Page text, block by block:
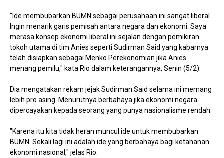
"Ide membubarkan BUMN sebagai perusahaan ini sangat liberal.
Ingin menarik garis pemisah antara negara dan ekonomi. Saya
merasa konsep ekonomi liberal ini sejalan dengan pemikiran
tokoh utama di tim Anies seperti Sudirman Said yang kabarnya
telah disiapkan sebagai Menko Perekonomian jika Anies
menang pemilu," kata Rio dalam keterangannya, Senin (5/2).
Dia mengatakan rekam jejak Sudirman Said selama ini memang
lebih pro asing. Menurutnya berbahaya jika ekonomi negara
dipercayakan kepada seorang yang punya nasionalisme rendah.
"Karena itu kita tidak heran muncul ide untuk membubarkan
BUMN. Sekali lagi ini adalah ide yang berbahaya bagi ketahanan
ekonomi nasional," jelas Rio.